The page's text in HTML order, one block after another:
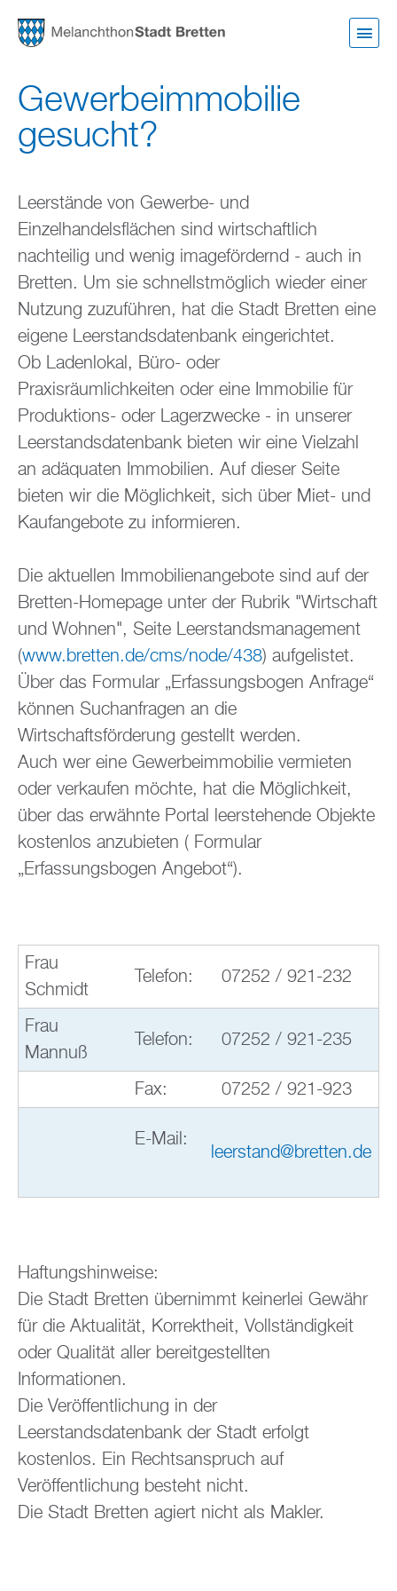
Gewerbeimmobilie
gesucht?
Leerstände von Gewerbe- und
Einzelhandelsflächen sind wirtschaftlich
nachteilig und wenig imagefördernd - auch in
Bretten. Um sie schnellstmöglich wieder einer
Nutzung zuzuführen, hat die Stadt Bretten eine
eigene Leerstandsdatenbank eingerichtet.
Ob Ladenlokal, Büro- oder
Praxisräumlichkeiten oder eine Immobilie für
Produktions- oder Lagerzwecke - in unserer
Leerstandsdatenbank bieten wir eine Vielzahl
an adäquaten Immobilien. Auf dieser Seite
bieten wir die Möglichkeit, sich über Miet- und
Kaufangebote zu informieren.
Die aktuellen Immobilienangebote sind auf der
Bretten-Homepage unter der Rubrik "Wirtschaft
und Wohnen", Seite Leerstandsmanagement
(www.bretten.de/cms/node/438) aufgelistet.
Über das Formular „Erfassungsbogen Anfrage“
können Suchanfragen an die
Wirtschaftsförderung gestellt werden.
Auch wer eine Gewerbeimmobilie vermieten
oder verkaufen möchte, hat die Möglichkeit,
über das erwähnte Portal leerstehende Objekte
kostenlos anzubieten ( Formular
„Erfassungsbogen Angebot“).
Frau
Schmidt
Telefon: 07252 / 921-232
Frau
Mannuß
Telefon: 07252 / 921-235
Fax: 07252 / 921-923
E-Mail:
leerstand@bretten.de
Haftungshinweise:
Die Stadt Bretten übernimmt keinerlei Gewähr
für die Aktualität, Korrektheit, Vollständigkeit
oder Qualität aller bereitgestellten
Informationen.
Die Veröffentlichung in der
Leerstandsdatenbank der Stadt erfolgt
kostenlos. Ein Rechtsanspruch auf
Veröffentlichung besteht nicht.
Die Stadt Bretten agiert nicht als Makler.